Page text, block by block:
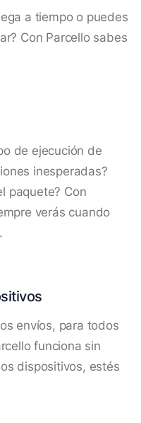
a tiempo o puedes
Con Parcello sabes
de ejecución de
inesperadas?
paquete? Con
verás cuando
envíos, para todos
funciona sin
dispositivos, estés